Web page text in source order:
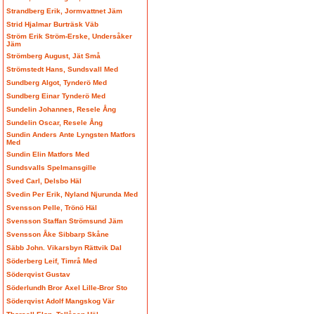
Strandberg Erik, Jormvattnet Jäm
Strid Hjalmar Burträsk Väb
Ström Erik Ström-Erske, Undersåker
Jäm
Strömberg August, Jät Små
Strömstedt Hans, Sundsvall Med
Sundberg Algot, Tynderö Med
Sundberg Einar Tynderö Med
Sundelin Johannes, Resele Ång
Sundelin Oscar, Resele Ång
Sundin Anders Ante Lyngsten Matfors
Med
Sundin Elin Matfors Med
Sundsvalls Spelmansgille
Sved Carl, Delsbo Häl
Svedin Per Erik, Nyland Njurunda Med
Svensson Pelle, Trönö Häl
Svensson Staffan Strömsund Jäm
Svensson Åke Sibbarp Skåne
Säbb John. Vikarsbyn Rättvik Dal
Söderberg Leif, Timrå Med
Söderqvist Gustav
Söderlundh Bror Axel Lille-Bror Sto
Söderqvist Adolf Mangskog Vär